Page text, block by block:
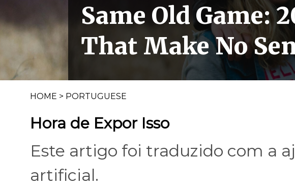
Same Old Game:
That Make No
HOME > PORTUGUESE
Hora de Expor Isso
Este artigo foi traduzido com a
artificial.